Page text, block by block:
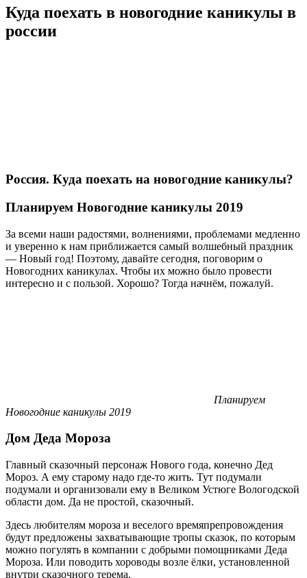
Куда поехать в новогодние каникулы в
россии
Россия. Куда поехать на новогодние каникулы?
Планируем Новогодние каникулы 2019
За всеми наши радостями, волнениями, проблемами медленно
и уверенно к нам приближается самый волшебный праздник
— Новый год! Поэтому, давайте сегодня, поговорим о
Новогодних каникулах. Чтобы их можно было провести
интересно и с пользой. Хорошо? Тогда начнём, пожалуй.
Планируем
Новогодние каникулы 2019
Дом Деда Мороза
Главный сказочный персонаж Нового года, конечно Дед
Мороз. А ему старому надо где-то жить. Тут подумали
подумали и организовали ему в Великом Устюге Вологодской
области дом. Да не простой, сказочный.
Здесь любителям мороза и веселого времяпрепровождения
будут предложены захватывающие тропы сказок, по которым
можно погулять в компании с добрыми помощниками Деда
Мороза. Или поводить хороводы возле ёлки, установленной
внутри сказочного терема.